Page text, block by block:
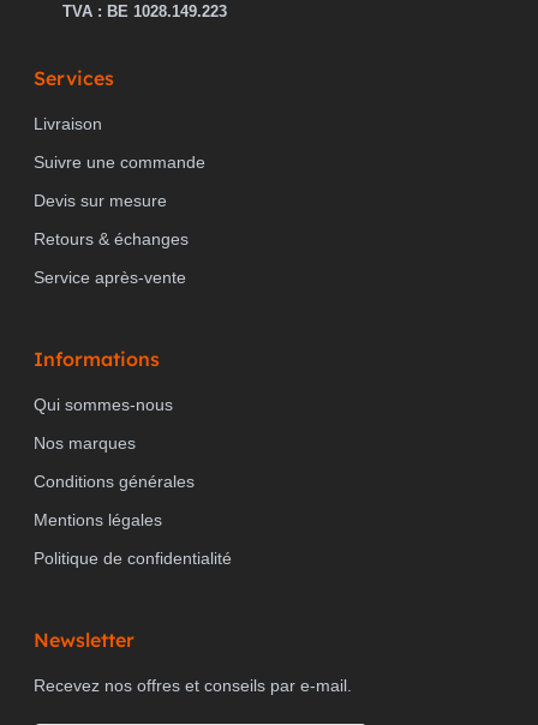
TVA : BE 1028.149.223
Services
Livraison
Suivre une commande
Devis sur mesure
Retours & échanges
Service après-vente
Informations
Qui sommes-nous
Nos marques
Conditions générales
Mentions légales
Politique de confidentialité
Newsletter
Recevez nos offres et conseils par e-mail.